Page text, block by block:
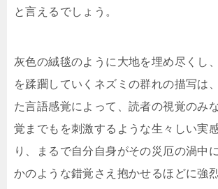
と言えるでしょう。
灰色の絨毯のように大地を埋め尽くし
を蹂躙していくネズミの群れの描写は
た言語感覚によって、読者の視覚のみ
覚までもを刺激するような生々しい実
り、まるで自分自身がその災厄の渦中
かのような錯覚さえ抱かせるほどに強